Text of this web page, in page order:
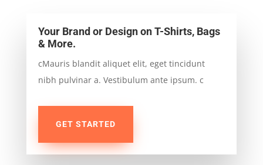
Your Brand or Design on T-Shirts, Bags
& More.
cMauris blandit aliquet elit, eget tincidunt
nibh pulvinar a. Vestibulum ante ipsum. c
GET STARTED